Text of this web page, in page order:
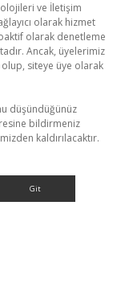
ve İletişim
olarak hizmet
olarak denetleme
Ancak, üyelerimiz
olup, siteye üye olarak
düşündüğünüz
bildirmeniz
kaldırılacaktır.